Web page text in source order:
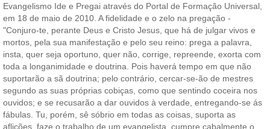
Evangelismo Ide e Pregai através do Portal de Formação Universal,
em 18 de maio de 2010. A fidelidade e o zelo na pregação -
"Conjuro-te, perante Deus e Cristo Jesus, que há de julgar vivos e
mortos, pela sua manifestação e pelo seu reino: prega a palavra,
insta, quer seja oportuno, quer não, corrige, repreende, exorta com
toda a longanimidade e doutrina. Pois haverá tempo em que não
suportarão a sã doutrina; pelo contrário, cercar-se-ão de mestres
segundo as suas próprias cobiças, como que sentindo coceira nos
ouvidos; e se recusarão a dar ouvidos à verdade, entregando-se ás
fábulas. Tu, porém, sê sóbrio em todas as coisas, suporta as
aflições, faze o trabalho de um evangelista, cumpre cabalmente o